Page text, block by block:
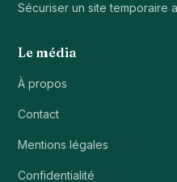
Sécuriser un site temporaire
Le média
À propos
Contact
Mentions légales
Confidentialité